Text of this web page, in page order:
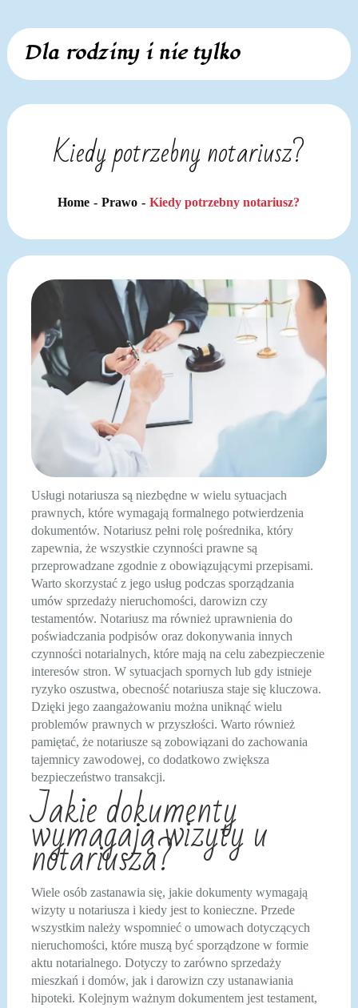
Skip
content
Dla rodziny i nie tylko
Kiedy potrzebny notariusz?
Home Prawo Kiedy potrzebny notariusz?
Usługi notariusza są niezbędne w wielu sytuacjach
prawnych, które wymagają formalnego potwierdzenia
dokumentów. Notariusz pełni rolę pośrednika, który
zapewnia, że wszystkie czynności prawne są
przeprowadzane zgodnie z obowiązującymi przepisami.
Warto skorzystać z jego usług podczas sporządzania
umów sprzedaży nieruchomości, darowizn czy
testamentów. Notariusz ma również uprawnienia do
poświadczania podpisów oraz dokonywania innych
czynności notarialnych, które mają na celu zabezpieczenie
interesów stron. W sytuacjach spornych lub gdy istnieje
ryzyko oszustwa, obecność notariusza staje się kluczowa.
Dzięki jego zaangażowaniu można uniknąć wielu
problemów prawnych w przyszłości. Warto również
pamiętać, że notariusze są zobowiązani do zachowania
tajemnicy zawodowej, co dodatkowo zwiększa
bezpieczeństwo transakcji.
Jakie dokumenty
wymagają wizyty u
notariusza?
Wiele osób zastanawia się, jakie dokumenty wymagają
wizyty u notariusza i kiedy jest to konieczne. Przede
wszystkim należy wspomnieć o umowach dotyczących
nieruchomości, które muszą być sporządzone w formie
aktu notarialnego. Dotyczy to zarówno sprzedaży
mieszkań i domów, jak i darowizn czy ustanawiania
hipoteki. Kolejnym ważnym dokumentem jest testament,